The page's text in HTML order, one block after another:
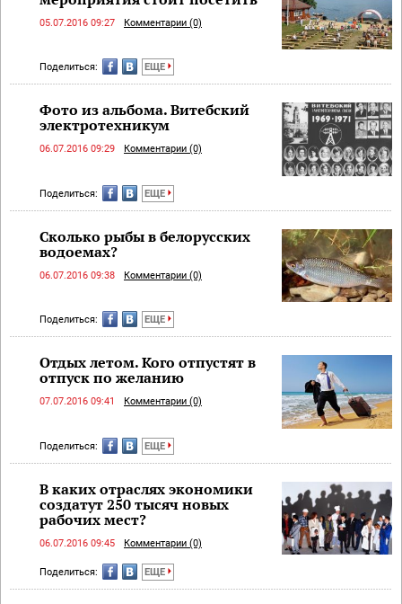
05.07.2016 09:27 Комментарии (0)
Поделиться: ЕЩЕ
Фото из альбома. Витебский
электротехникум
06.07.2016 09:29 Комментарии (0)
Поделиться: ЕЩЕ
Сколько рыбы в белорусских
водоемах?
06.07.2016 09:38 Комментарии (0)
Поделиться: ЕЩЕ
Отдых летом. Кого отпустят в
отпуск по желанию
07.07.2016 09:41 Комментарии (0)
Поделиться: ЕЩЕ
В каких отраслях экономики
создатут 250 тысяч новых
рабочих мест?
06.07.2016 09:45 Комментарии (0)
Поделиться: ЕЩЕ